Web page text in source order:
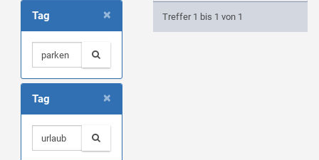
×
Tag
×
Tag
Treffer 1 bis 1 von 1